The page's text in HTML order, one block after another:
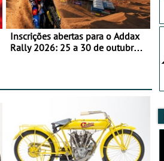
Inscrições abertas para o Addax
Rally 2026: 25 a 30 de outubro -